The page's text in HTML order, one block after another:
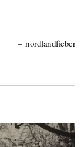
nordlandfieber